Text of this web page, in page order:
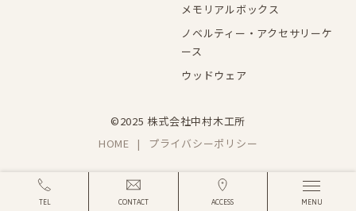
TEL CONTACT ACCESS MENU
メモリアルボックス
ノベルティー・アクセサリーケ
ース
ウッドウェア
©2025 株式会社中村木工所
HOME
プライバシーポリシー